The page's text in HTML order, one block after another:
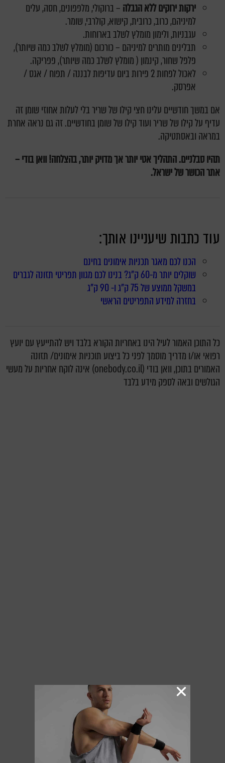
ירקות ירוקים ללא הגבלה – ברוקולי, מלפפונים, חסה, עלים
למיניהם, כרוב, כרובית, קישוא, קולרבי, שומר.
עגבניות, ולימון מומלץ לשלב בארוחות.
תבלינים מותרים למיניהם – כורכום (מומלץ לשלב כמה שיותר),
פלפל שחור, קינמון ( מומלץ לשלב כמה שיותר), פפריקה.
לאכול לפחות 2 פירות ביום עדיפות לבננה / תפוח / אגס /
אפרסק.
אם במשך חודשיים עלינו חצי קילו של שריר בלי לעלות אחוזי שומן זה
עדיף על קילו של שריר ועוד קילו של שומן בחודשיים. זה גם נראה אחרת
במראה ובאסתטיקה.
תהיו סבלניים. התהליך אטי יותר אך מדויק יותר, בהצלחה! וואן בודי –
אתר הכושר של ישראל.
עוד כתבות שיעניינו אותך:
הכנו לכם מאגר תכניות אימונים בחינם
שוקלים יותר מ-60 ק"ג? בנינו לכם מגוון תפריטי תזונה לגברים
במשקל ממוצע של 75 ק"ג ו- 90 ק"ג
בחזרה למידע התפריטים הראשי
כל התוכן האמור לעיל הינו באחריות הקורא בלבד ויש להתייעץ עם יועץ
רפואי או/ו מדריך מוסמך לפני כל ביצוע תוכניות אימונים/ תזונה
האמורים בתוכן, וואן בודי (onebody.co.il) אינה לוקח אחריות על מעשי
הגולשים ובאה לספק מידע בלבד